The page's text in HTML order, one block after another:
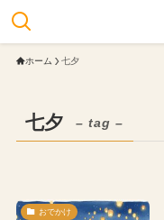
ホーム 七夕
七夕 – tag –
おでかけ